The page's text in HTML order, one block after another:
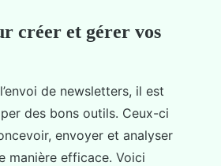
créer et gérer vos
de newsletters, il est
des bons outils. Ceux-ci
envoyer et analyser
manière efficace. Voici